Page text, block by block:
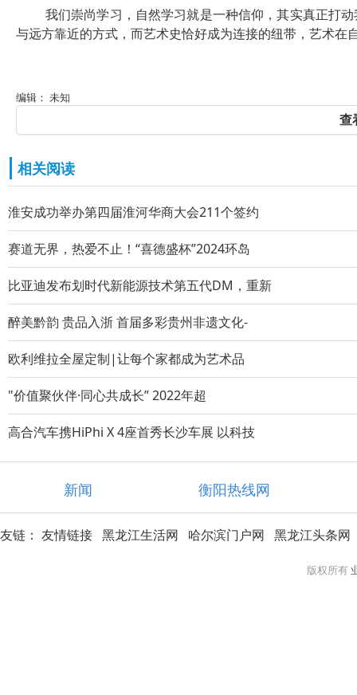
我们崇尚学习，自然学习就是一种信仰，其实真正打
与远方靠近的方式，而艺术史恰好成为连接的纽带，艺术在
编辑： 未知
查
相关阅读
淮安成功举办第四届淮河华商大会211个签约
赛道无界，热爱不止！“喜德盛杯”2024环岛
比亚迪发布划时代新能源技术第五代DM，重新
醉美黔韵 贵品入浙 首届多彩贵州非遗文化-
欧利维拉全屋定制|让每个家都成为艺术品
"价值聚伙伴·同心共成长” 2022年超
高合汽车携HiPhi X 4座首秀长沙车展 以科技
新闻 衡阳热线网
友链： 友情链接 黑龙江生活网 哈尔滨门户网 黑龙江头条网
版权所有